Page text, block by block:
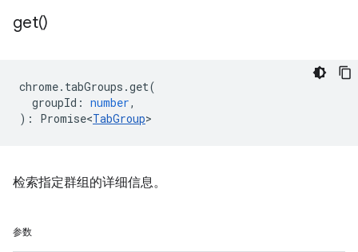
get()
chrome. tabGroups .get(
groupId : number,
) : Promise<TabGroup>
检索指定群组的详细信息。
参数